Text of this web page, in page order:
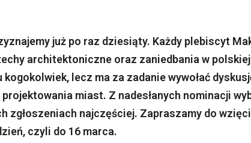
już po raz dziesiąty. Każdy plebiscyt
architektoniczne oraz zaniedbania w
kogokolwiek, lecz ma za zadanie wywołać
miast. Z nadesłanych nominacji
zgłoszeniach najczęściej. Zapraszamy do
czyli do 16 marca.